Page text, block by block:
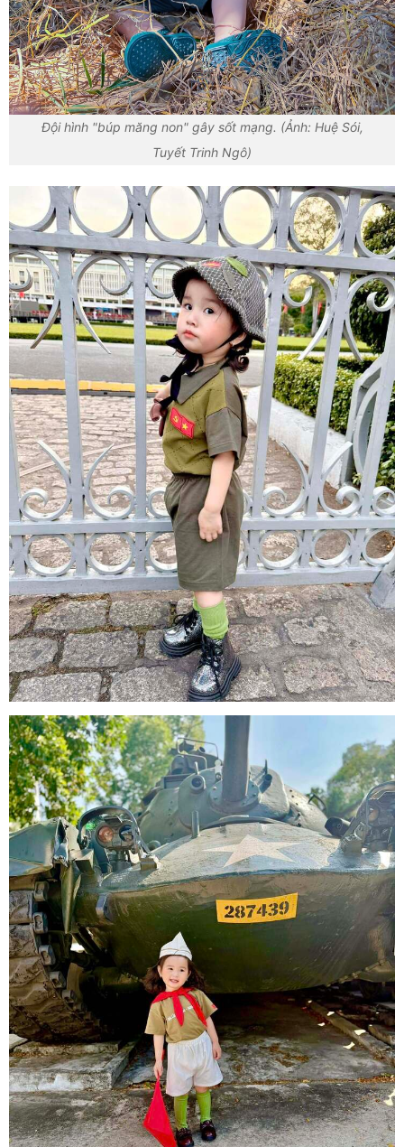
Đội hình "búp măng non" gây sốt mạng. (Ảnh: Huệ Sói,
Tuyết Trinh Ngô)